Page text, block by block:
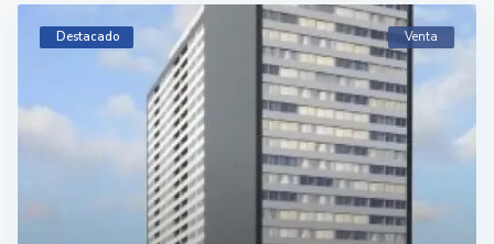
Destacado Venta